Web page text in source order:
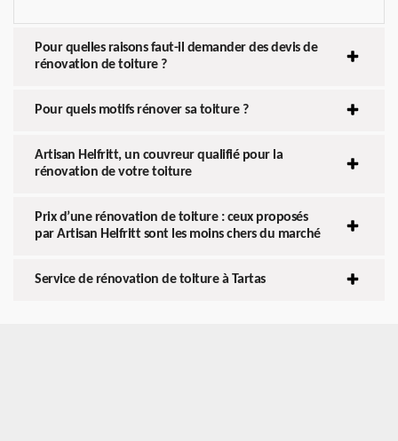
Pour quelles raisons faut-il demander des devis de
rénovation de toiture ?
Pour quels motifs rénover sa toiture ?
Artisan Helfritt, un couvreur qualifié pour la
rénovation de votre toiture
Prix d’une rénovation de toiture : ceux proposés
par Artisan Helfritt sont les moins chers du marché
Service de rénovation de toiture à Tartas